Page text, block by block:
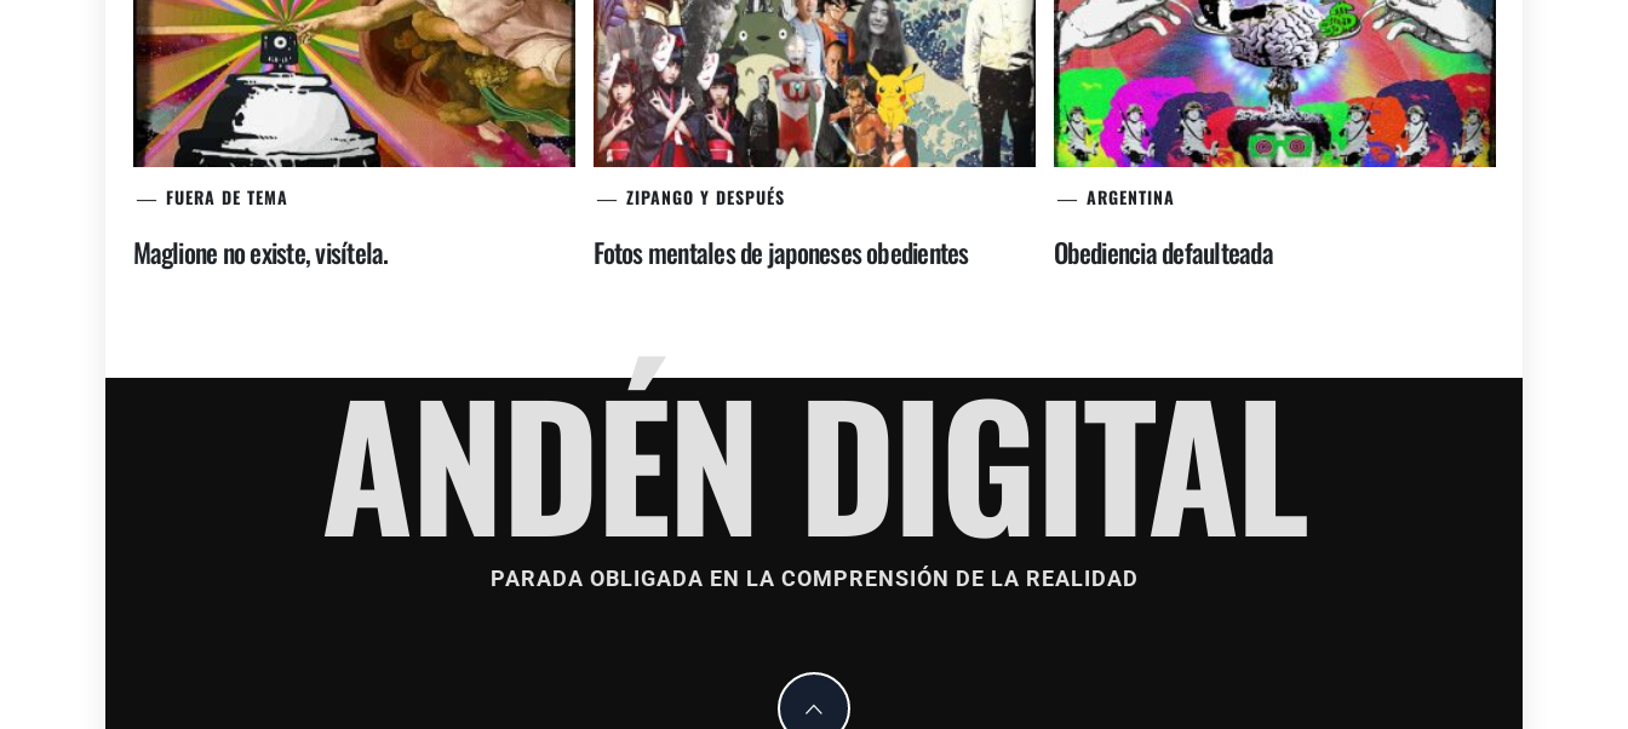
FUERA DE TEMA
Maglione no existe, visítela.
ZIPANGO Y DESPUÉS
Fotos mentales de japoneses obedientes
ARGENTINA
Obediencia defaulteada
ANDÉN DIGITAL
PARADA OBLIGADA EN LA COMPRENSIÓN DE LA REALIDAD